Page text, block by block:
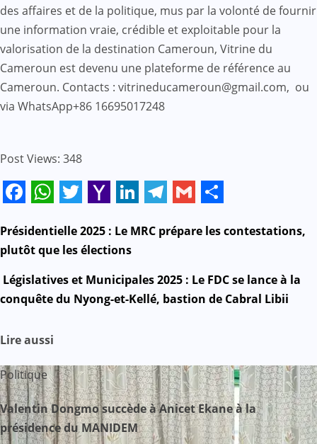
des affaires et de la politique, mus par la volonté de fournir
une information vraie, crédible et exploitable pour la
valorisation de la destination Cameroun, Vitrine du
Cameroun est devenu une plateforme de référence au
Cameroun. Contacts : vitrineducameroun@gmail.com, ou
via WhatsApp+86 16695017248
Post Views: 348
Mail
N
a
v
a
t
Présidentielle 2025 : Le MRC prépare les contestations,
plutôt que les élections
Législatives et Municipales 2025 : Le FDC se lance à la
conquête du Nyong-et-Kellé, bastion de Cabral Libii
Lire aussi
Politique
Valentin Dongmo succède à Anicet Ekane à la
présidence du MANIDEM